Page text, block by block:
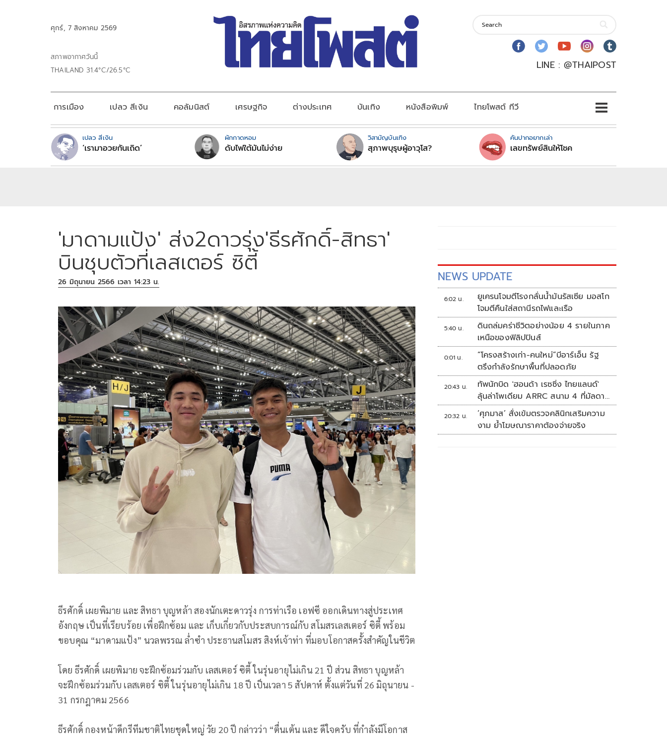
ศุกร์, 7 สิงหาคม 2569
สภาพอากาศวันนี้
THAILAND 31.4°C/26.5°C
LINE : @THAIPOST
การเมือง เปลว สีเงิน คอลัมนิสต์ เศรษฐกิจ ต่างประเทศ บันเทิง หนังสือพิมพ์ ไทยโพสต์ ทีวี
เปลว สีเงิน
‘เรามาอวยกันเถิด’
ผักกาดหอม
ดับไฟใต้มันไม่ง่าย
วิสามัญบันเทิง
สุภาพบุรุษผู้อาวุโส?
คันปากอยากเล่า
เลขทรัพย์สินให้โชค
'มาดามแป้ง' ส่ง2ดาวรุ่ง'ธีรศักดิ์-สิทธา'
บินชุบตัวที่เลสเตอร์ ซิตี้
26 มิถุนายน 2566 เวลา 14:23 น.
ธีรศักดิ์ เผยพิมาย และ สิทธา บุญหล้า สองนักเตะดาวรุ่ง การท่าเรือ เอฟซี ออกเดินทางสู่ประเทศ
อังกฤษ เป็นที่เรียบร้อย เพื่อฝึกซ้อม และ เก็บเกี่ยวกับประสบการณ์กับ สโมสรเลสเตอร์ ซิตี้ พร้อม
ขอบคุณ “มาดามแป้ง” นวลพรรณ ล่ำซำ ประธานสโมสร สิงห์เจ้าท่า ที่มอบโอกาสครั้งสำคัญในชีวิต
โดย ธีรศักดิ์ เผยพิมาย จะฝึกซ้อมร่วมกับ เลสเตอร์ ซิตี้ ในรุ่นอายุไม่เกิน 21 ปี ส่วน สิทธา บุญหล้า
จะฝึกซ้อมร่วมกับ เลสเตอร์ ซิตี้ ในรุ่นอายุไม่เกิน 18 ปี เป็นเวลา 5 สัปดาห์ ตั้งแต่วันที่ 26 มิถุนายน -
31 กรกฎาคม 2566
ธีรศักดิ์ กองหน้าดีกรีทีมชาติไทยชุดใหญ่ วัย 20 ปี กล่าวว่า “ตื่นเต้น และ ดีใจครับ ที่กำลังมีโอกาส
NEWS UPDATE
6:02 น.
ยูเครนโจมตีโรงกลั่นน้ำมันรัสเซีย มอสโก
โจมตีคืนใส่สถานีรถไฟและเรือ
5:40 น.
ดินถล่มคร่าชีวิตอย่างน้อย 4 รายในภาค
เหนือของฟิลิปปินส์
0:01 น.
“โครงสร้างเก่า-คนใหม่”บีอาร์เอ็น รัฐ
ตรึงกำลังรักษาพื้นที่ปลอดภัย
20:43 น.
ทัพนักบิด 'ฮอนด้า เรซซิ่ง ไทยแลนด์'
ลุ้นล่าโพเดียม ARRC สนาม 4 ที่มัลดาลิ
กา
20:32 น.
‘ศุภมาส’ สั่งเข้มตรวจคลินิกเสริมความ
งาม ย้ำโฆษณาราคาต้องจ่ายจริง